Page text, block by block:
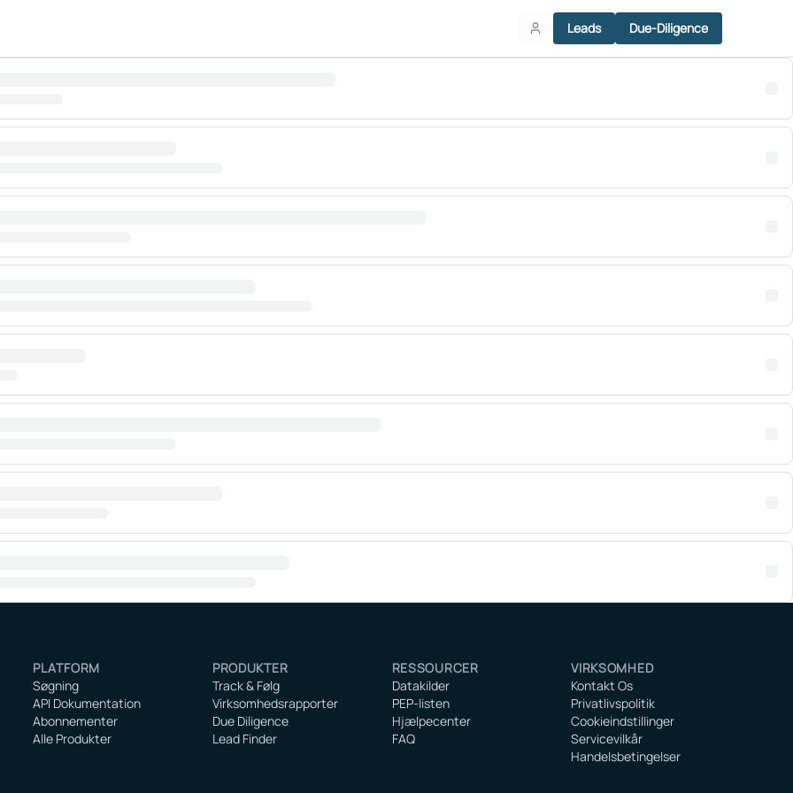
Leads Due-Diligence
PLATFORM
Søgning
API Dokumentation
Abonnementer
Alle Produkter
PRODUKTER
Track & Følg
Virksomhedsrapporter
Due Diligence
Lead Finder
RESSOURCER
Datakilder
PEP-listen
Hjælpecenter
FAQ
VIRKSOMHED
Kontakt Os
Privatlivspolitik
Cookieindstillinger
Servicevilkår
Handelsbetingelser